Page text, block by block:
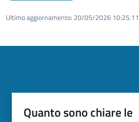
Ultimo aggiornamento: 20/05/2026 10:25.11
Quanto sono chiare le